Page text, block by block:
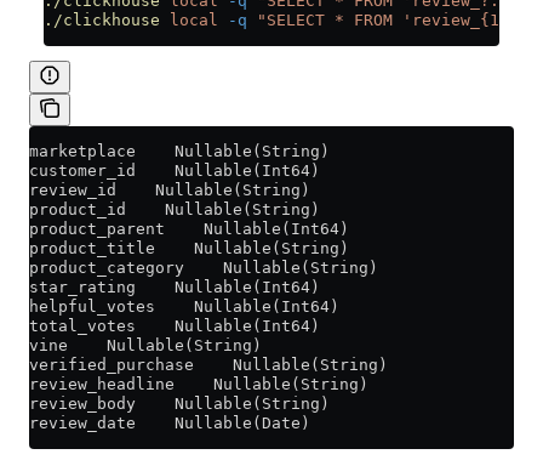
./clickhouse local -q "SELECT * FROM
marketplace    Nullable(String)
customer_id    Nullable(Int64)
review_id    Nullable(String)
product_id    Nullable(String)
product_parent    Nullable(Int64)
product_title    Nullable(String)
product_category    Nullable(String)
star_rating    Nullable(Int64)
helpful_votes    Nullable(Int64)
total_votes    Nullable(Int64)
vine    Nullable(String)
verified_purchase    Nullable(String)
review_headline    Nullable(String)
review_body    Nullable(String)
review_date    Nullable(Date)